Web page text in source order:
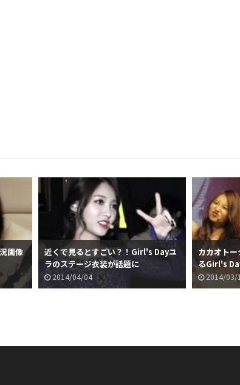
画像
近くで見るとすごい？！Girl's Dayユ
ラのステージ衣装が話題に
2014/04/04
カカオト
るGirl's
2014/03/